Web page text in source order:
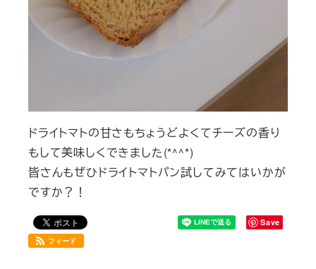
ドライトマトの甘さもちょうどよくてチーズの香り
もして美味しくできました(*^^*)
皆さんもぜひドライトマトパン試してみてはいかが
ですか？！
Save
フィード